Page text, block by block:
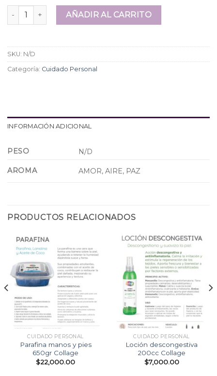
Crema Hidratante Nail Show 100cc cantidad
AÑADIR AL CARRITO
SKU: N/D
Categoría: Cuidado Personal
INFORMACIÓN ADICIONAL
PESO N/D
AROMA AMOR, AIRE, PAZ
PRODUCTOS RELACIONADOS
CUIDADO PERSONAL
Parafina manos y pies
650gr Collage
$22,000.00
CUIDADO PERSONAL
Loción descongestiva
200cc Collage
$7,000.00